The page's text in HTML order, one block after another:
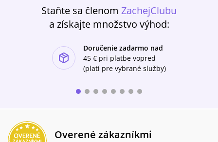
Staňte sa členom ZachejClubu
a získajte množstvo výhod:
Doručenie zadarmo nad
45 € pri platbe vopred
(platí pre vybrané služby)
Overené zákazníkmi